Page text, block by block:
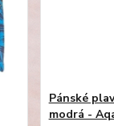
Pánské
modrá -